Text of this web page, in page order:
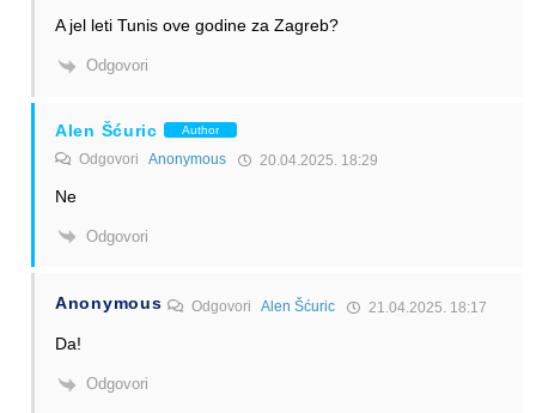
A jel leti Tunis ove godine za Zagreb?
Odgovori
Alen Šćuric Author
Odgovori Anonymous 20.04.2025. 18:29
Ne
Odgovori
Anonymous OdgovoriAlen Šćuric 21.04.2025. 18:17
Da!
Odgovori